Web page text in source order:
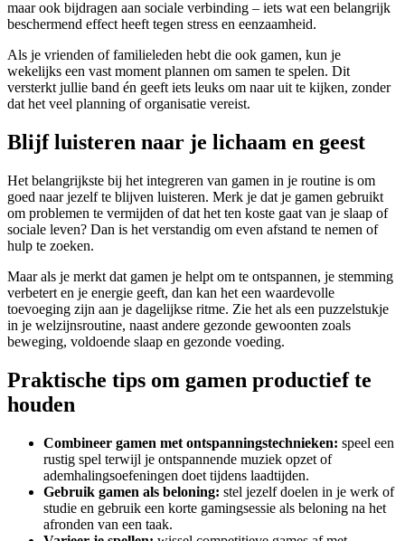
maar ook bijdragen aan sociale verbinding – iets wat een belangrijk
beschermend effect heeft tegen stress en eenzaamheid.
Als je vrienden of familieleden hebt die ook gamen, kun je
wekelijks een vast moment plannen om samen te spelen. Dit
versterkt jullie band én geeft iets leuks om naar uit te kijken, zonder
dat het veel planning of organisatie vereist.
Blijf luisteren naar je lichaam en geest
Het belangrijkste bij het integreren van gamen in je routine is om
goed naar jezelf te blijven luisteren. Merk je dat je gamen gebruikt
om problemen te vermijden of dat het ten koste gaat van je slaap of
sociale leven? Dan is het verstandig om even afstand te nemen of
hulp te zoeken.
Maar als je merkt dat gamen je helpt om te ontspannen, je stemming
verbetert en je energie geeft, dan kan het een waardevolle
toevoeging zijn aan je dagelijkse ritme. Zie het als een puzzelstukje
in je welzijnsroutine, naast andere gezonde gewoonten zoals
beweging, voldoende slaap en gezonde voeding.
Praktische tips om gamen productief te
houden
Combineer gamen met ontspanningstechnieken: speel een
rustig spel terwijl je ontspannende muziek opzet of
ademhalingsoefeningen doet tijdens laadtijden.
Gebruik gamen als beloning: stel jezelf doelen in je werk of
studie en gebruik een korte gamingsessie als beloning na het
afronden van een taak.